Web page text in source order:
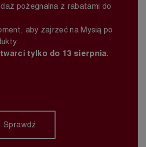
pożegnalna z rabatami do
aby zajrzeć na Mysią po
tylko do 13 sierpnia.
Sprawdź